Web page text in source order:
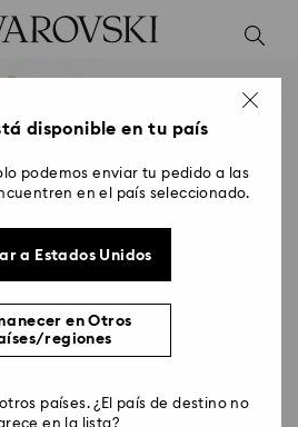
disponible en tu país
podemos enviar tu pedido a las
en el país seleccionado.
a Estados Unidos
en Otros
regiones
países. ¿El país de destino no